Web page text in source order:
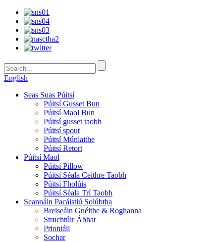
English
Seas Suas Púitsí
Púitsí Gusset Bun
Púitsí Maol Bun
Púitsí gusset taobh
Púitsí spout
Púitsí Múnlaithe
Púitsí Retort
Púitsí Maol
Púitsí Pillow
Púitsí Séala Ceithre Taobh
Púitsí Fholúis
Púitsí Séala Trí Taobh
Scannáin Pacáistiú Solúbtha
Breiseáin Gnéithe & Roghanna
Struchtúir Ábhar
Priontáil
Sochar